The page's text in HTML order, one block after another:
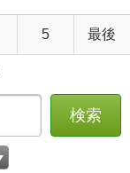
5 最後
検索